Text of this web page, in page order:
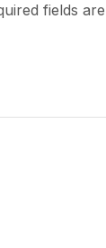
fields